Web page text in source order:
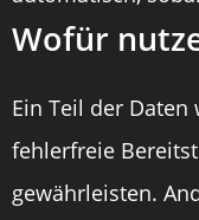
Wofür
Ein Teil der
fehlerfreie
gewährleisten.